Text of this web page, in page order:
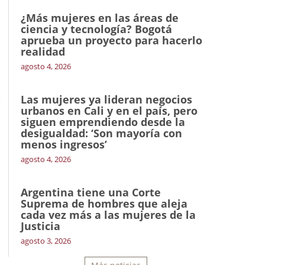
¿Más mujeres en las áreas de
ciencia y tecnología? Bogotá
aprueba un proyecto para hacerlo
realidad
agosto 4, 2026
Las mujeres ya lideran negocios
urbanos en Cali y en el país, pero
siguen emprendiendo desde la
desigualdad: ‘Son mayoría con
menos ingresos’
agosto 4, 2026
Argentina tiene una Corte
Suprema de hombres que aleja
cada vez más a las mujeres de la
Justicia
agosto 3, 2026